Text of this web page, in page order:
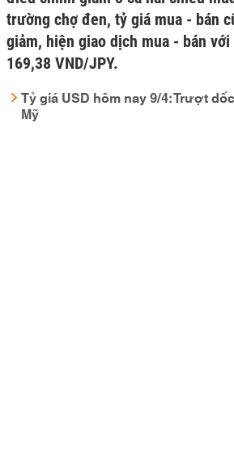
trường chợ đen, tỷ giá mua - bán
giảm, hiện giao dịch mua - bán
169,38 VND/JPY.
Tỷ giá USD hôm nay 9/4: Trượt
Mỹ